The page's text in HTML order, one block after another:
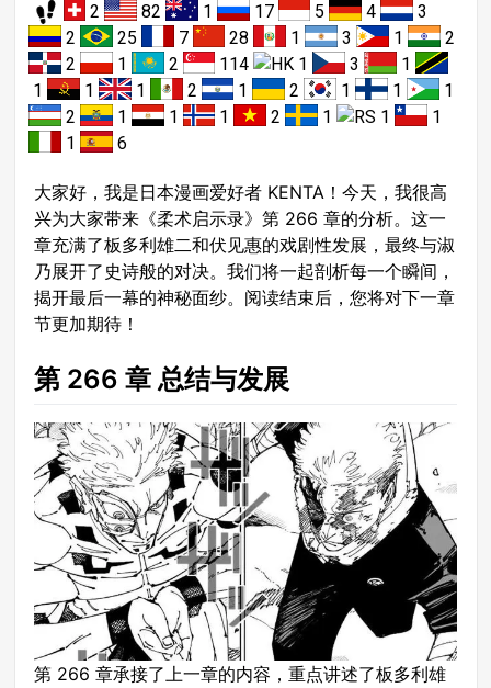
2 82 1 17 5 4
3
2
25 7 28 1 3 1
2
2
1 2 114 1 3
1
1
1 1 2 1 2 1 1
1
2
1 1 1 2 1 1
1
1
6
大家好，我是日本漫画爱好者 KENTA！今天，我很高
兴为大家带来《柔术启示录》第 266 章的分析。这一
章充满了板多利雄二和伏见惠的戏剧性发展，最终与淑
乃展开了史诗般的对决。我们将一起剖析每一个瞬间，
揭开最后一幕的神秘面纱。阅读结束后，您将对下一章
节更加期待！
第 266 章 总结与发展
第 266 章承接了上一章的内容，重点讲述了板多利雄